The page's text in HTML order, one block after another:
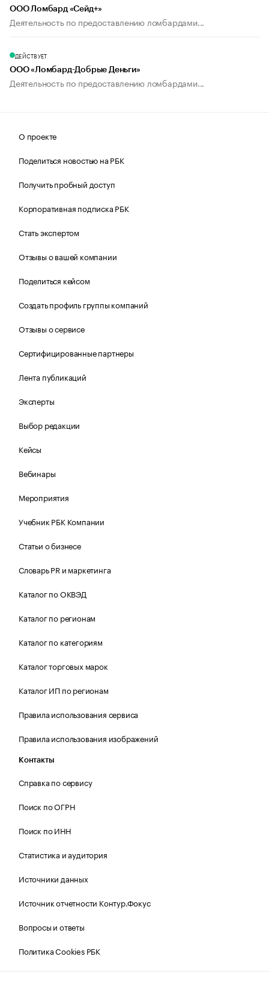
ООО Ломбард «Сейд+»
Деятельность по предоставлению ломбардами...
ДЕЙСТВУЕТ
ООО «Ломбард-Добрые Деньги»
Деятельность по предоставлению ломбардами...
О проекте
Поделиться новостью на РБК
Получить пробный доступ
Корпоративная подписка РБК
Стать экспертом
Отзывы о вашей компании
Поделиться кейсом
Создать профиль группы компаний
Отзывы о сервисе
Сертифицированные партнеры
Лента публикаций
Эксперты
Выбор редакции
Кейсы
Вебинары
Мероприятия
Учебник РБК Компании
Статьи о бизнесе
Словарь PR и маркетинга
Каталог по ОКВЭД
Каталог по регионам
Каталог по категориям
Каталог торговых марок
Каталог ИП по регионам
Правила использования сервиса
Правила использования изображений
Контакты
Справка по сервису
Поиск по ОГРН
Поиск по ИНН
Статистика и аудитория
Источники данных
Источник отчетности Контур.Фокус
Вопросы и ответы
Политика Cookies РБК